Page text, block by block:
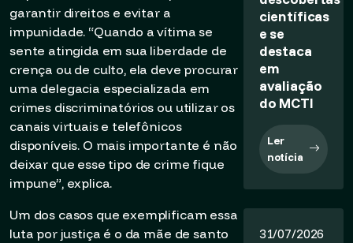
garantir direitos e evitar a
impunidade. “Quando a vítima se
sente atingida em sua liberdade de
crença ou de culto, ela deve procurar
uma delegacia especializada em
crimes discriminatórios ou utilizar os
canais virtuais e telefônicos
disponíveis. O mais importante é não
deixar que esse tipo de crime fique
impune”, explica.
Um dos casos que exemplificam essa
luta por justiça é o da mãe de santo
científicas
e se
destaca
em
avaliação
do MCTI
Ler
notícia
31/07/2026